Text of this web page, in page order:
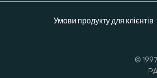
Умови продукту для клієнтів
©